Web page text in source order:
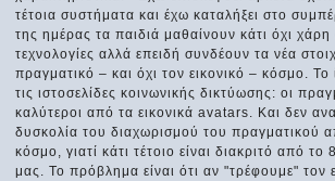
τέτοια συστήματα και έχω καταλήξει στο
της ημέρας τα παιδιά μαθαίνουν κάτι όχι χάρη
τεχνολογίες αλλά επειδή συνδέουν τα νέα
πραγματικό – και όχι τον εικονικό – κόσμο. Το
τις ιστοσελίδες κοινωνικής δικτύωσης: οι
καλύτεροι από τα εικονικά avatars. Και δεν
δυσκολία του διαχωρισμού του πραγματικού
κόσμο, γιατί κάτι τέτοιο είναι διακριτό από το
μας. Το πρόβλημα είναι ότι αν "τρέφουμε" τον